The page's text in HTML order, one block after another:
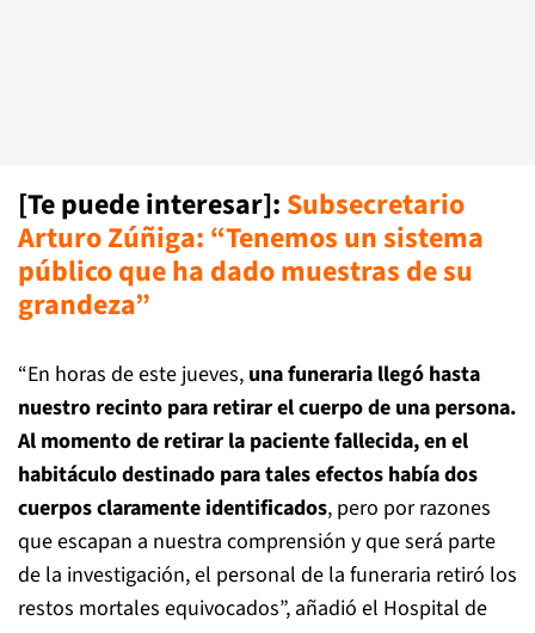
[Te puede interesar]: Subsecretario
Arturo Zúñiga: “Tenemos un sistema
público que ha dado muestras de su
grandeza”
“En horas de este jueves, una funeraria llegó hasta
nuestro recinto para retirar el cuerpo de una persona.
Al momento de retirar la paciente fallecida, en el
habitáculo destinado para tales efectos había dos
cuerpos claramente identificados, pero por razones
que escapan a nuestra comprensión y que será parte
de la investigación, el personal de la funeraria retiró los
restos mortales equivocados”, añadió el Hospital de